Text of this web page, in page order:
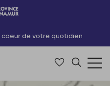
contenu
coeur de votre quotidien
Accéder à